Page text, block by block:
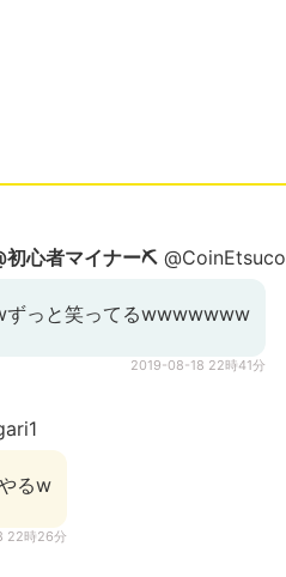
初心者マイナー⛏️ @CoinEtsuco
っと笑ってるwwwwwww
2019-08-18 22時41分
るw
22時26分